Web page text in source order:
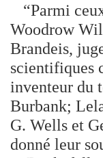
“Parmi
Woodrow
Brandeis,
scientifiques
inventeur du
Burbank;
G. Wells et
donné leur